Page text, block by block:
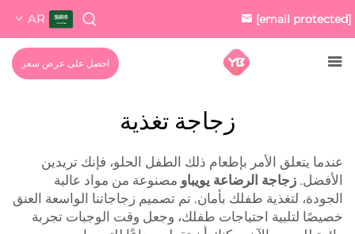
[email protected]
AR
احصل على عرض سعر
زجاجة تغذية
عندما يتعلق الأمر بإطعام ذلك الطفل الحلو، فإنك تريدين
الأفضل. زجاجة الرضاعة يويباو مصنوعة من مواد عالية
الجودة، لتغذية طفلك بأمان. تم تصميم زجاجاتنا الواسعة العنق
خصيصًا لتلبية احتياجات طفلك، وجعل وقت الوجبات تجربة